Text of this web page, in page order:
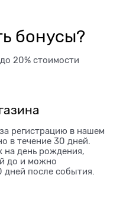
бонусы?
20% стоимости
регистрацию в нашем
в течение 30 дней.
на день рождения,
до и можно
дней после события.